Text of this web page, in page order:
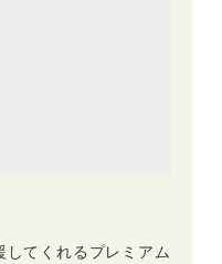
てくれるプレミアム